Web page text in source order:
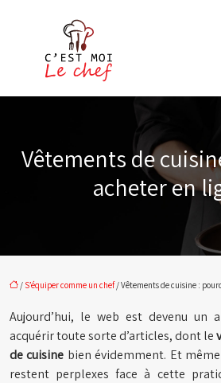
Vêtements de
acheter en
/ S’équiper comme un chef/ Vêtements de cuisine :
Aujourd’hui, le web est devenu un
acquérir toute sorte d’articles, dont le
de cuisine bien évidemment. Et
restent perplexes face à cette